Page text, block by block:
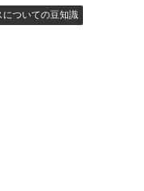
についての豆知識